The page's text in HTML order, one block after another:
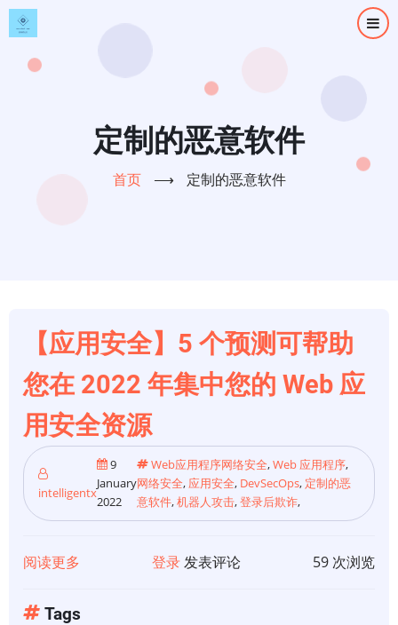
跳
转
定制的恶意软件
首页 ⟶ 定制的恶意软件
【应用安全】5 个预测可帮助
您在 2022 年集中您的 Web 应
用安全资源
intelligentx
9
January
2022
Web应用程序网络安全,Web 应用程序,
网络安全, 应用安全, DevSecOps, 定制的恶
意软件,机器人攻击,登录后欺诈,
阅读更多 登录发表评论 59 次浏览
Tags